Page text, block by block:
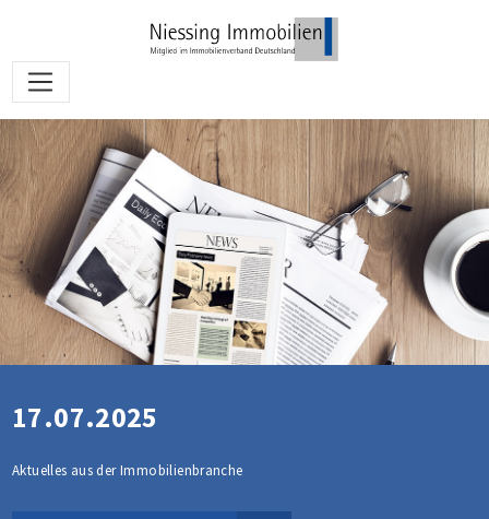
17.07.2025
Aktuelles aus der Immobilienbranche